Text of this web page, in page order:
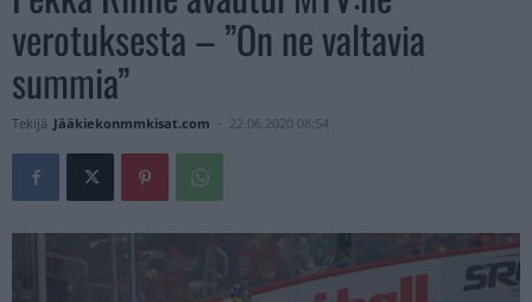
verotuksesta – ”On ne valtavia
summia”
Tekijä Jääkiekonmmkisat.com - 22.06.2020 08:54